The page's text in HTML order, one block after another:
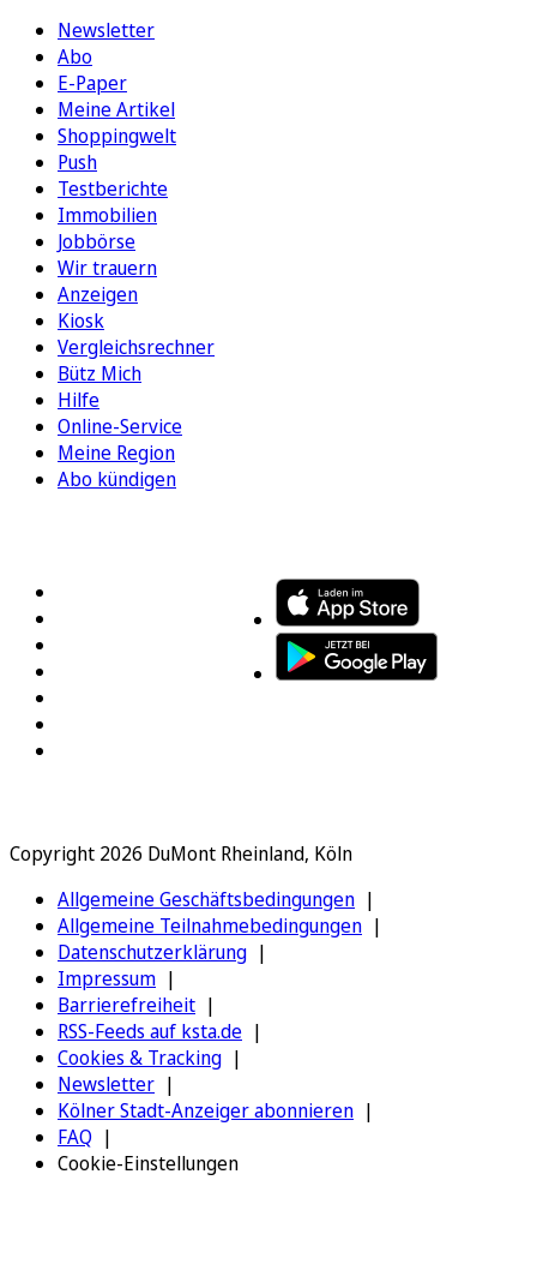
Newsletter
Abo
E-Paper
Meine Artikel
Shoppingwelt
Push
Testberichte
Immobilien
Jobbörse
Wir trauern
Anzeigen
Kiosk
Vergleichsrechner
Bütz Mich
Hilfe
Online-Service
Meine Region
Abo kündigen
Copyright 2026 DuMont Rheinland, Köln
Allgemeine Geschäftsbedingungen
Allgemeine Teilnahmebedingungen
Datenschutzerklärung
Impressum
Barrierefreiheit
RSS-Feeds auf ksta.de
Cookies & Tracking
Newsletter
Kölner Stadt-Anzeiger abonnieren
FAQ
Cookie-Einstellungen